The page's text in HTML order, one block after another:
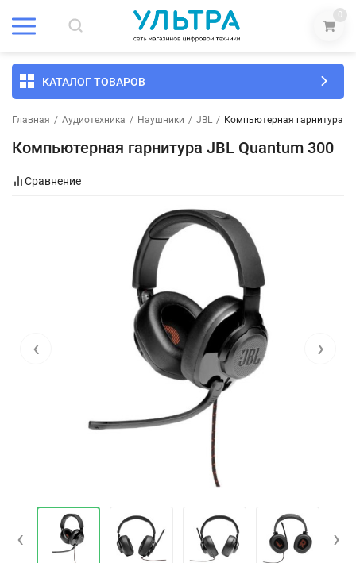
0
КАТАЛОГ ТОВАРОВ
Главная / Аудиотехника / Наушники / JBL / Компьютерная гарнитура
Компьютерная гарнитура JBL Quantum 300
Сравнение
‹ ›
‹ ›